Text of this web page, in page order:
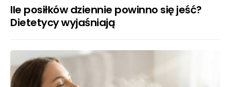
Ile posiłków dziennie powinno się jeść?
Dietetycy wyjaśniają